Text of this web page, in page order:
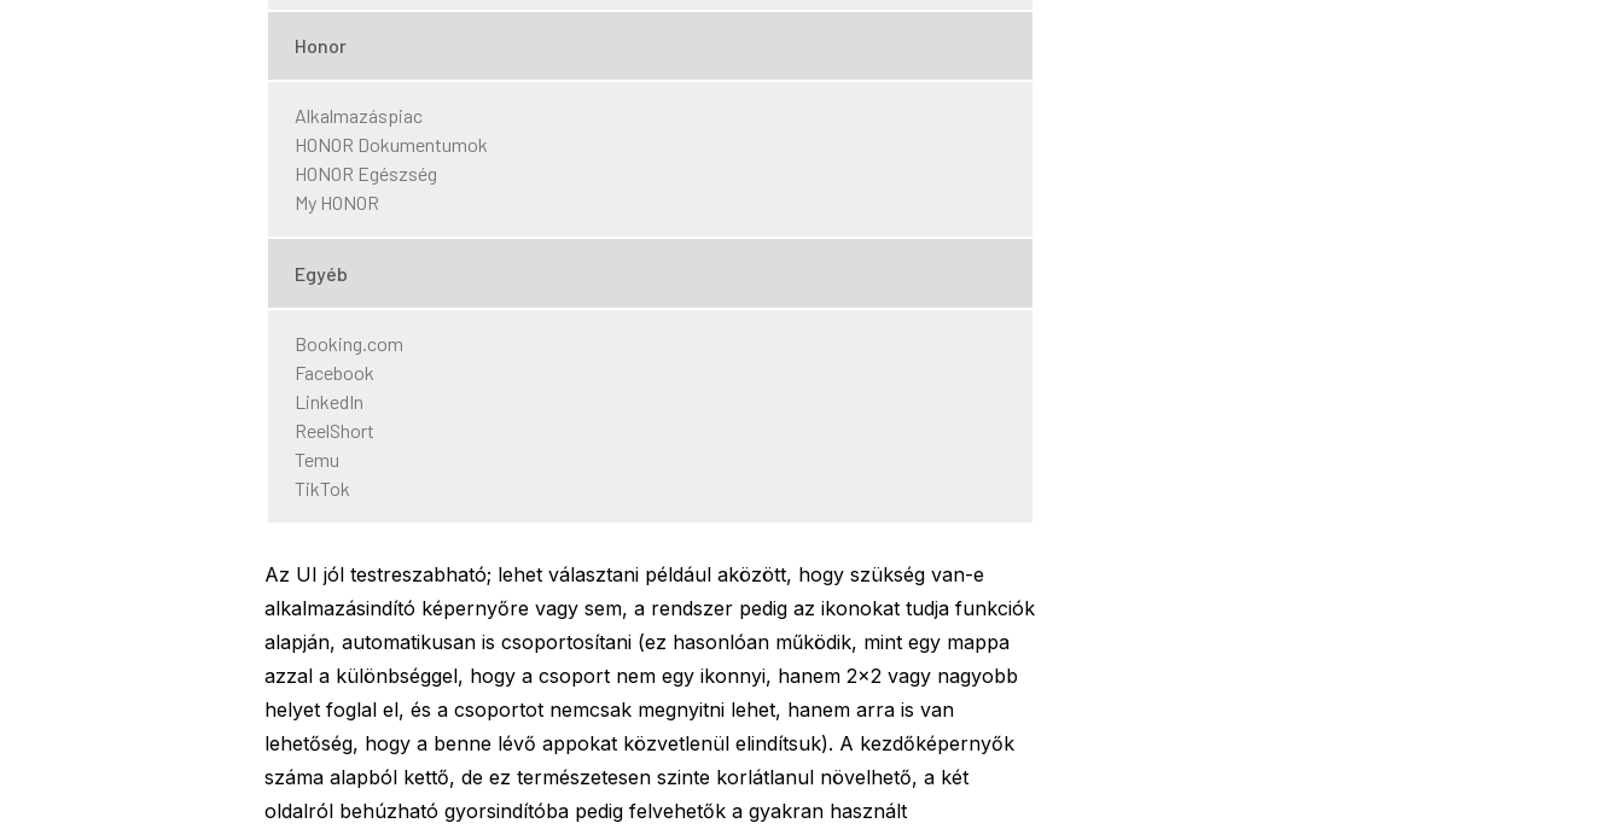
Honor
Alkalmazáspiac
HONOR Dokumentumok
HONOR Egészség
My HONOR
Egyéb
Booking.com
Facebook
LinkedIn
ReelShort
Temu
TikTok
Az UI jól testreszabható; lehet választani például aközött, hogy szükség van-e
alkalmazásindító képernyőre vagy sem, a rendszer pedig az ikonokat tudja funkciók
alapján, automatikusan is csoportosítani (ez hasonlóan működik, mint egy mappa
azzal a különbséggel, hogy a csoport nem egy ikonnyi, hanem 2×2 vagy nagyobb
helyet foglal el, és a csoportot nemcsak megnyitni lehet, hanem arra is van
lehetőség, hogy a benne lévő appokat közvetlenül elindítsuk). A kezdőképernyők
száma alapból kettő, de ez természetesen szinte korlátlanul növelhető, a két
oldalról behúzható gyorsindítóba pedig felvehetők a gyakran használt